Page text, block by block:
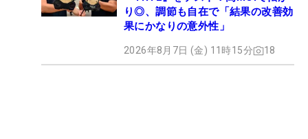
り◎、調節も自在で「結果の改善効
果にかなりの意外性」
2026年8月7日 (金) 11時15分 18